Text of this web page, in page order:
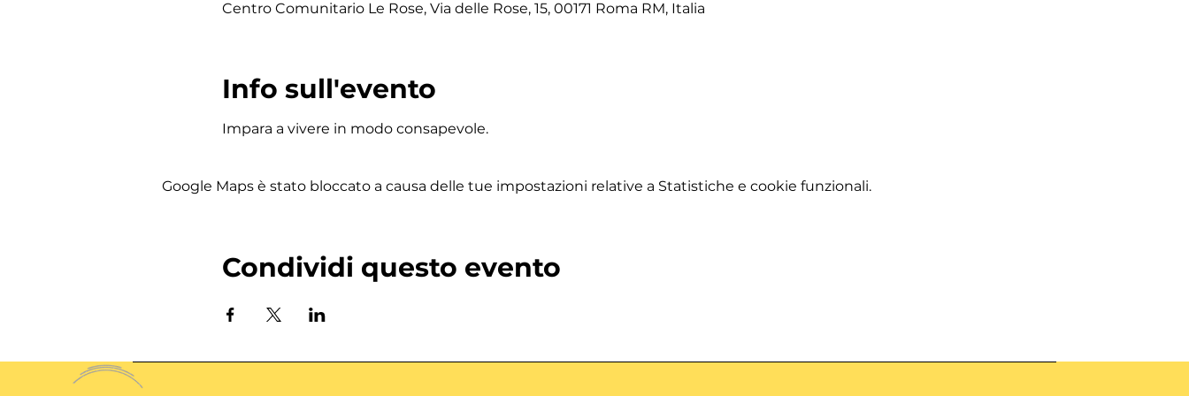
Centro Comunitario Le Rose, Via delle Rose, 15, 00171 Roma RM, Italia
Info sull'evento
Impara a vivere in modo consapevole.
Google Maps è stato bloccato a causa delle tue impostazioni relative a Statistiche e cookie funzionali.
Condividi questo evento